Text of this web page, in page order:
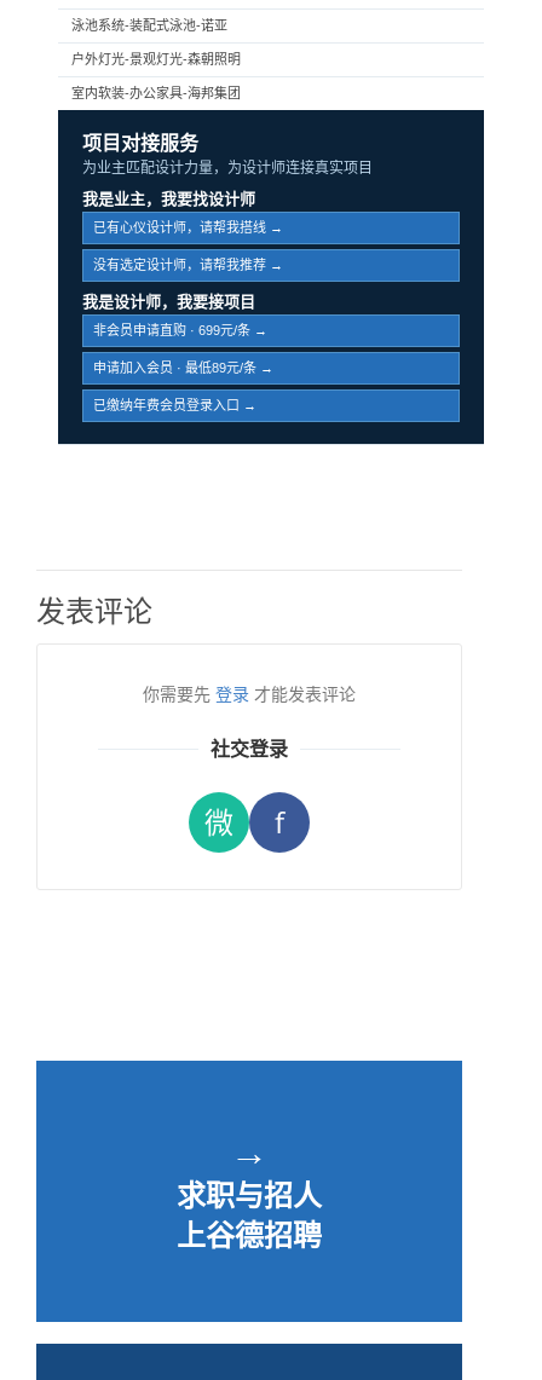
泳池系统-装配式泳池-诺亚
户外灯光-景观灯光-森朝照明
室内软装-办公家具-海邦集团
项目对接服务
为业主匹配设计力量，为设计师连接真实项目
我是业主，我要找设计师
已有心仪设计师，请帮我搭线 →
没有选定设计师，请帮我推荐 →
我是设计师，我要接项目
非会员申请直购 · 699元/条 →
申请加入会员 · 最低89元/条 →
已缴纳年费会员登录入口 →
发表评论
你需要先 登录 才能发表评论
社交登录
微 f
→
求职与招人
上谷德招聘